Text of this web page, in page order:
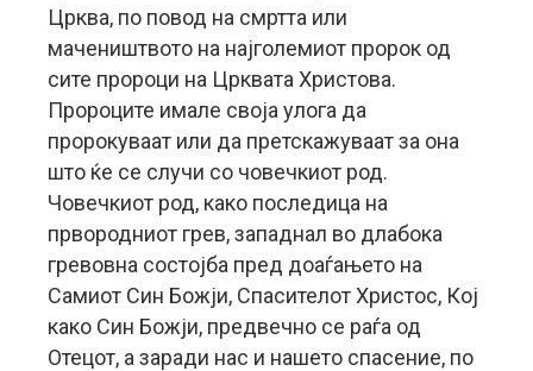
Црква, по повод на смртта или
мачеништвото на најголемиот пророк од
сите пророци на Црквата Христова.
Пророците имале своја улога да
пророкуваат или да претскажуваат за она
што ќе се случи со човечкиот род.
Човечкиот род, како последица на
првородниот грев, западнал во длабока
гревовна состојба пред доаѓањето на
Самиот Син Божји, Спасителот Христос, Кој
како Син Божји, предвечно се раѓа од
Отецот, а заради нас и нашето спасение, по